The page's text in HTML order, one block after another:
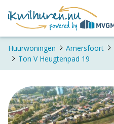
Huurwoningen Amersfoort
Ton V Heugtenpad 19